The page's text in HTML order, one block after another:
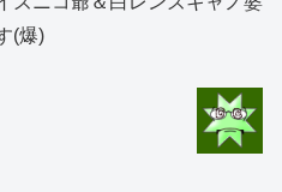
(爆)